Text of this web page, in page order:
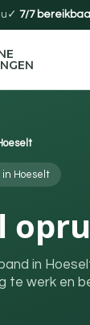
✓ 7/7
Hoeselt
in
te werk en